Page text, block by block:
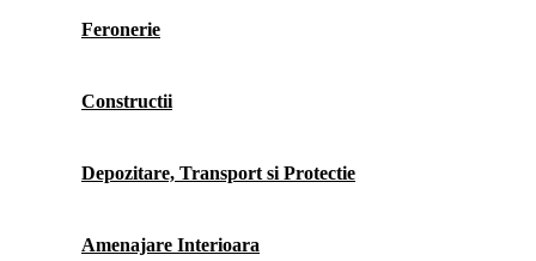
Feronerie
Constructii
Depozitare, Transport si Protectie
Amenajare Interioara